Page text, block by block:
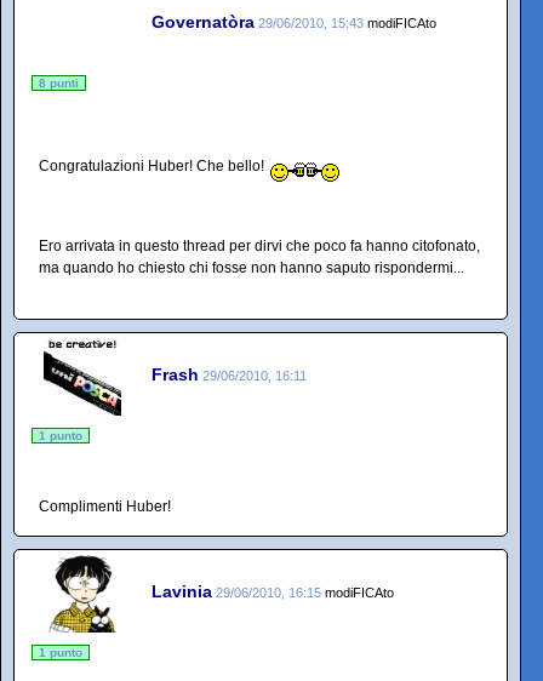
Governatòra 29/06/2010, 15:43 modiFICAto
8 punti
Congratulazioni Huber! Che bello!
Ero arrivata in questo thread per dirvi che poco fa hanno citofonato,
ma quando ho chiesto chi fosse non hanno saputo rispondermi...
Frash 29/06/2010, 16:11
1 punto
Complimenti Huber!
Lavinia 29/06/2010, 16:15 modiFICAto
1 punto